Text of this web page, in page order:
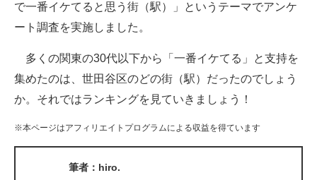
スマホと通信の最新トレンド
好きが集まる 比べて選べる
ビジネスと働き方のヒント
AI活用のいまが分かる
企業ITのトレンドを詳説
で一番イケてると思う街（駅）」というテーマでアンケ
ート調査を実施しました。
多くの関東の30代以下から「一番イケてる」と支持を
集めたのは、世田谷区のどの街（駅）だったのでしょう
か。それではランキングを見ていきましょう！
※本ページはアフィリエイトプログラムによる収益を得ています
筆者：hiro.